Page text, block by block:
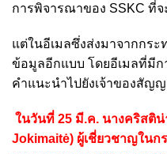
การพิจารณาของ SSKC ที่จ
แต่ในอีเมลซึ่งส่งมาจากกร
ข้อมูลอีกแบบ โดยอีเมลที่มีก
คำแนะนำไปยังเจ้าของสัญ
ในวันที่ 25 มี.ค. นางคริสติน่
Jokimaitė) ผู้เชี่ยวชาญใน